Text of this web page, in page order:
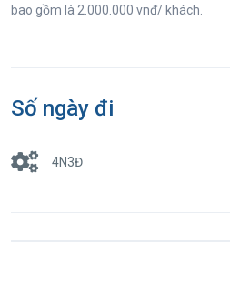
bao gồm là 2.000.000 vnđ/ khách.
Số ngày đi
4N3Đ